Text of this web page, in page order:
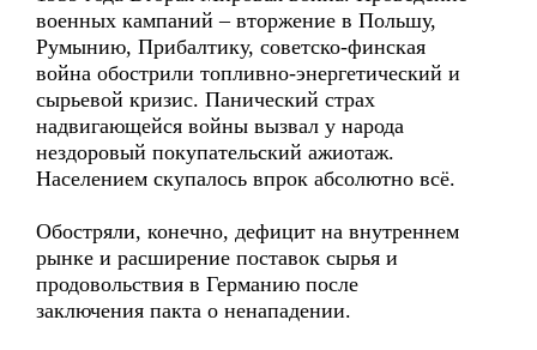
военных кампаний – вторжение в Польшу,
Румынию, Прибалтику, советско-финская
война обострили топливно-энергетический и
сырьевой кризис. Панический страх
надвигающейся войны вызвал у народа
нездоровый покупательский ажиотаж.
Населением скупалось впрок абсолютно всё.
Обостряли, конечно, дефицит на внутреннем
рынке и расширение поставок сырья и
продовольствия в Германию после
заключения пакта о ненападении.